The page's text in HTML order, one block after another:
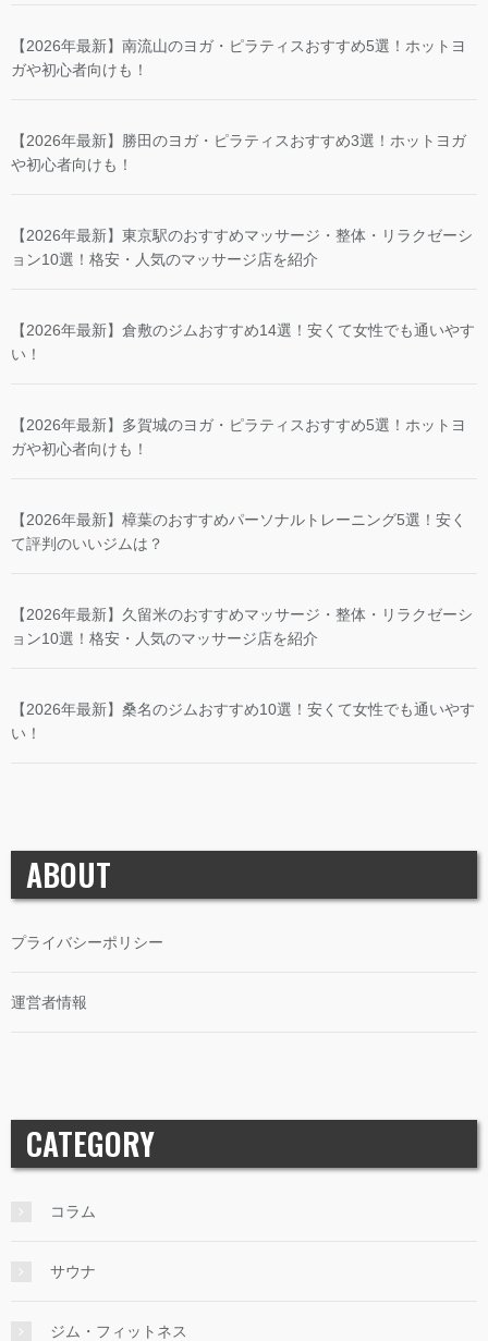
【2026年最新】南流山のヨガ・ピラティスおすすめ5選！ホットヨ
ガや初心者向けも！
【2026年最新】勝田のヨガ・ピラティスおすすめ3選！ホットヨガ
や初心者向けも！
【2026年最新】東京駅のおすすめマッサージ・整体・リラクゼーシ
ョン10選！格安・人気のマッサージ店を紹介
【2026年最新】倉敷のジムおすすめ14選！安くて女性でも通いやす
い！
【2026年最新】多賀城のヨガ・ピラティスおすすめ5選！ホットヨ
ガや初心者向けも！
【2026年最新】樟葉のおすすめパーソナルトレーニング5選！安く
て評判のいいジムは？
【2026年最新】久留米のおすすめマッサージ・整体・リラクゼーシ
ョン10選！格安・人気のマッサージ店を紹介
【2026年最新】桑名のジムおすすめ10選！安くて女性でも通いやす
い！
ABOUT
プライバシーポリシー
運営者情報
CATEGORY
コラム
サウナ
ジム・フィットネス